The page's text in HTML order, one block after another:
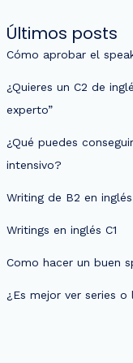
Últimos posts
Cómo aprobar el
¿Quieres un C2 de
experto”
¿Qué puedes
intensivo?
Writing de B2 en
Writings en inglés C1
Como hacer un buen
¿Es mejor ver series